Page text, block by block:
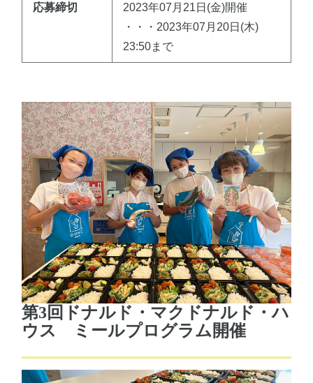
応募締切
2023年07月21日(金)開催
・・・2023年07月20日(木)
23:50まで
第3回ドナルド・マクドナルド・ハ
ウス ミールプログラム開催